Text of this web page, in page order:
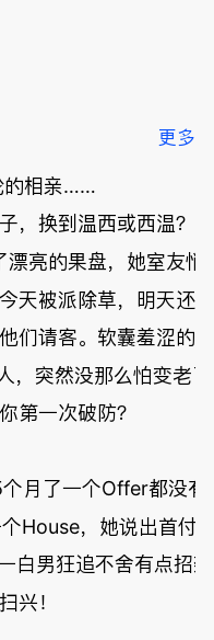
更多
的相亲……
，换到温西或西温？
亮的果盘，她室友悄
天被派除草，明天还
们请客。软囊羞涩的
突然没那么怕变老了
第一次破防？
月了一个Offer都没有
House，她说出首付
白男狂追不舍有点招
兴！